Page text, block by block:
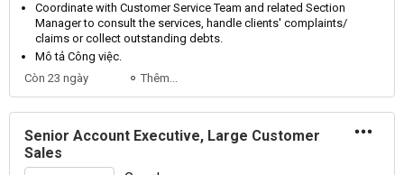
Coordinate with Customer Service Team and related Section
Managerto consult the services, handle clients' complaints/
claims or collect outstanding debts.
Mô tả Công việc.
Còn 23 ngày
Thêm...
Senior Account Executive, Large Customer
Sales